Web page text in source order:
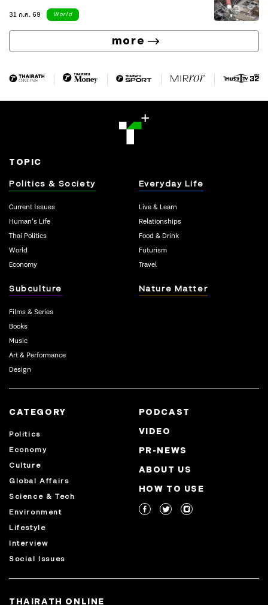
31 ก.ค. 69
World
more
TOPIC
Politics & Society
Current Issues
Human’s Life
Thai Politics
World
Economy
Everyday Life
Live & Learn
Relationships
Food & Drink
Futurism
Travel
Subculture
Films & Series
Books
Music
Art & Performance
Design
Nature Matter
CATEGORY
Politics
Economy
Culture
Global Affairs
Science & Tech
Environment
Lifestyle
Interview
Social Issues
PODCAST
VIDEO
PR-NEWS
ABOUT US
HOW TO USE
THAIRATH ONLINE